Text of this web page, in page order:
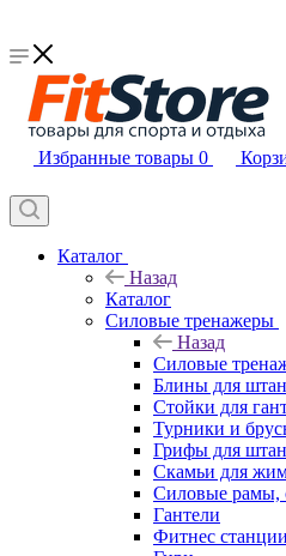
Избранные товары 0
Каталог
Назад
Каталог
Силовые тренажеры
Назад
Силовые
Блины для
Стойки для
Турники и
Грифы для
Скамьи для
Силовые рамы,
Гантели
Фитнес станции